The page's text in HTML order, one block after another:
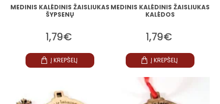
MEDINIS KALĖDINIS ŽAISLIUKAS
ŠYPSENŲ
1,79€
Į KREPŠELĮ
MEDINIS KALĖDINIS ŽAISLIUKAS
KALĖDOS
1,79€
Į KREPŠELĮ